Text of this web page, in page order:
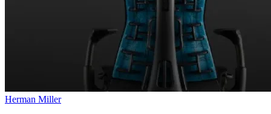
Herman Miller